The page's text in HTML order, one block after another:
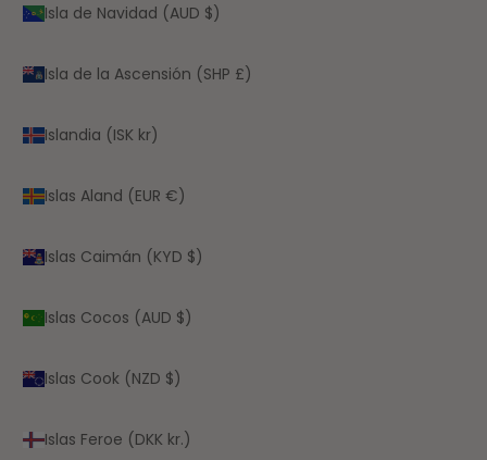
Isla de Navidad (AUD $)
Isla de la Ascensión (SHP £)
Islandia (ISK kr)
Islas Aland (EUR €)
Islas Caimán (KYD $)
Islas Cocos (AUD $)
Islas Cook (NZD $)
Islas Feroe (DKK kr.)